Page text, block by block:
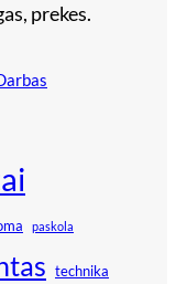
prekes.
paskola
technika